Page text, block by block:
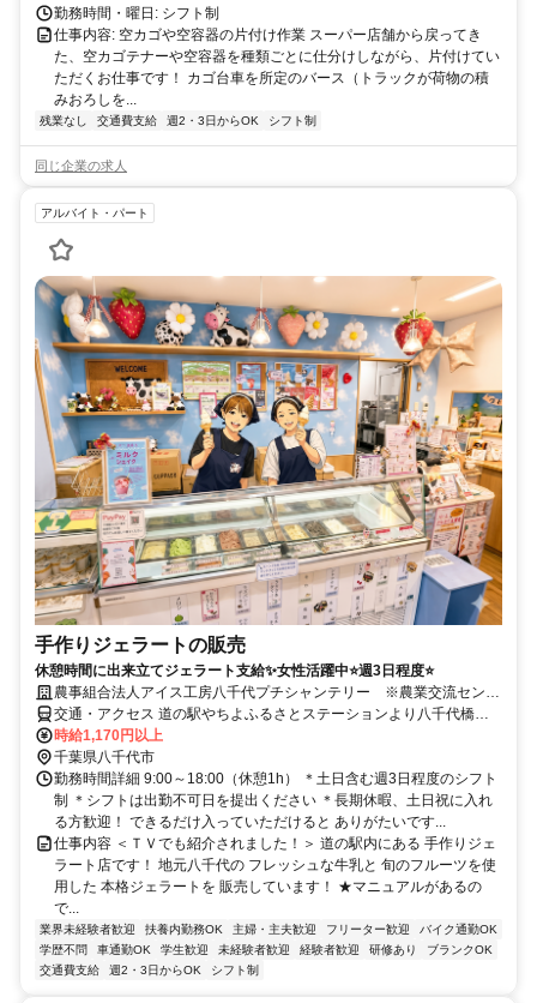
勤務時間・曜日: シフト制
仕事内容: 空カゴや空容器の片付け作業 スーパー店舗から戻ってき
た、空カゴテナーや空容器を種類ごとに仕分けしながら、片付けてい
ただくお仕事です！ カゴ台車を所定のバース（トラックが荷物の積
みおろしを...
残業なし 交通費支給 週2・3日からOK シフト制
同じ企業の求人
アルバイト・パート
手作りジェラートの販売
休憩時間に出来立てジェラート支給✨女性活躍中⭐週3日程度⭐
農事組合法人アイス工房八千代プチシャンテリー ※農業交流センタ
ー
交通・アクセス 道の駅やちよふるさとステーションより八千代橋を
渡ってスグ！
時給1,170円以上
千葉県八千代市
勤務時間詳細 9:00～18:00（休憩1h） ＊土日含む週3日程度のシフト
制 ＊シフトは出勤不可日を提出ください ＊長期休暇、土日祝に入れ
る方歓迎！ できるだけ入っていただけると ありがたいです...
仕事内容 ＜ＴＶでも紹介されました！＞ 道の駅内にある 手作りジェ
ラート店です！ 地元八千代の フレッシュな牛乳と 旬のフルーツを使
用した 本格ジェラートを 販売しています！ ★マニュアルがあるの
で...
業界未経験者歓迎 扶養内勤務OK 主婦・主夫歓迎 フリーター歓迎
バイク通勤OK
学歴不問
車通勤OK 学生歓迎 未経験者歓迎 経験者歓迎 研修あり
ブランクOK
交通費支給
週2・3日からOK シフト制